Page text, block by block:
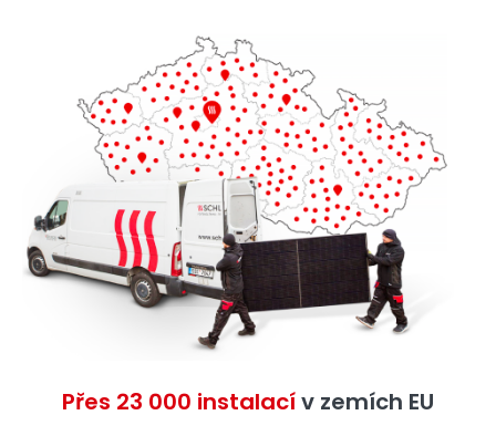
Přes 23 000 instalacív zemích EU